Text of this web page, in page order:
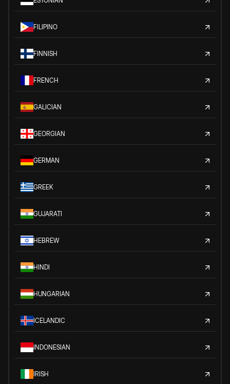
FILIPINO
FINNISH
FRENCH
GALICIAN
GEORGIAN
GERMAN
GREEK
GUJARATI
HEBREW
HINDI
HUNGARIAN
ICELANDIC
INDONESIAN
IRISH